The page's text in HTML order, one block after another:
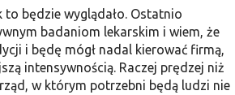
to będzie wyglądało. Ostatnio
badaniom lekarskim i wiem, że
i będę mógł nadal kierować firmą,
intensywnością. Raczej prędzej niż
w którym potrzebni będą ludzi nie